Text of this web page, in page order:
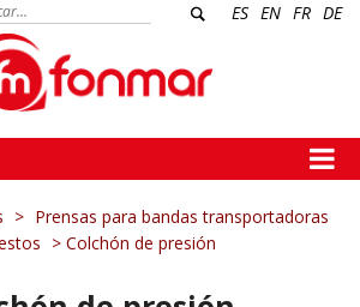
ES EN FR DE
> Prensas para bandas transportadoras
> Colchón de presión